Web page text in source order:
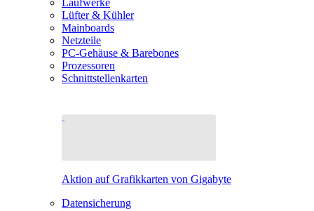
Laufwerke
Lüfter & Kühler
Mainboards
Netzteile
PC-Gehäuse & Barebones
Prozessoren
Schnittstellenkarten
Aktion auf Grafikkarten von Gigabyte
Datensicherung